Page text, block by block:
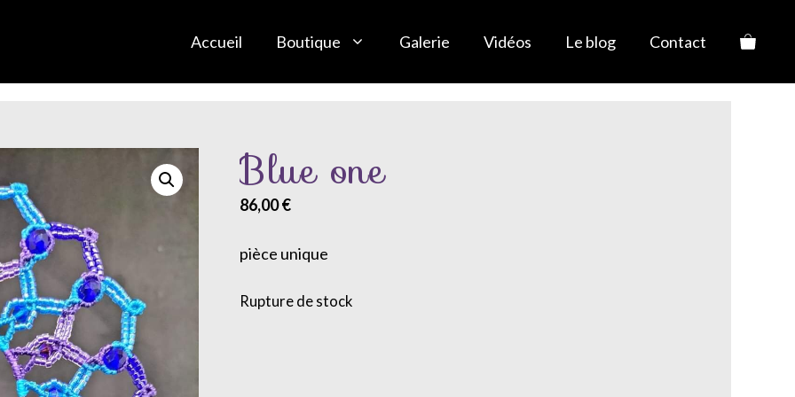
Accueil Boutique Galerie Vidéos Le blog Contact
Blue one
86,00€
pièce unique
Rupture de stock